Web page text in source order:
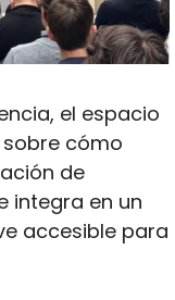
el espacio
cómo
de
integra en un
accesible para